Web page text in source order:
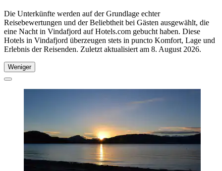
Die Unterkünfte werden auf der Grundlage echter
Reisebewertungen und der Beliebtheit bei Gästen ausgewählt, die
eine Nacht in Vindafjord auf Hotels.com gebucht haben. Diese
Hotels in Vindafjord überzeugen stets in puncto Komfort, Lage und
Erlebnis der Reisenden. Zuletzt aktualisiert am 8. August 2026.
Weniger